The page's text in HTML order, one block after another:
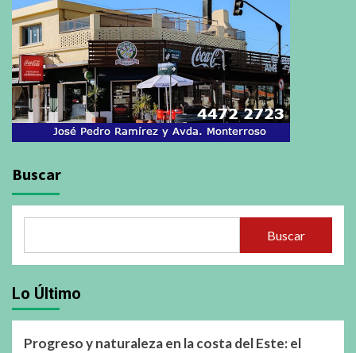
Buscar
Buscar
Lo Último
Progreso y naturaleza en la costa del Este: el